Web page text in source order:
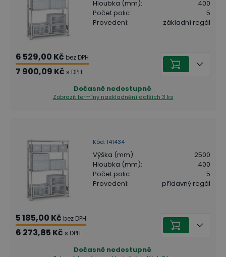
Hloubka (mm):
400
Počet polic:
5
Provedení: základní regál
6 529,00 Kč bez DPH
7 900,09 Kč s DPH
Dočasně nedostupné
Zobrazit termíny naskladnění dalších 3 ks
Kód: 141434
Výška (mm):
2500
Hloubka (mm):
400
Počet polic:
5
Provedení: přídavný regál
5 185,00 Kč bez DPH
6 273,85 Kč s DPH
Dočasně nedostupné